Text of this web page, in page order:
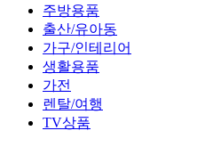
주방용품
출산/유아동
가구/인테리어
생활용품
가전
렌탈/여행
TV상품